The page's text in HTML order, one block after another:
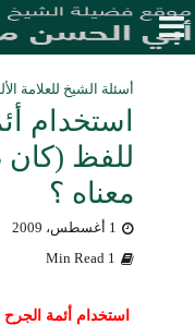
أسئلة الشيخ للعلامة
استخدام
للفظ (كان
معناه ؟
1 أغسطس، 2009
1 Min Read
استخدام أئمة